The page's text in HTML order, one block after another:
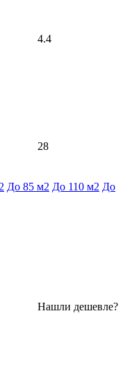
4.4
28
До 85 м2 До 110 м2 До
Нашли дешевле?